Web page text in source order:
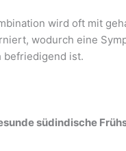
wird oft mit
wodurch eine
befriedigend ist.
südindische